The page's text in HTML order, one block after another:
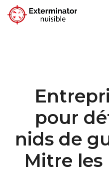
pour
nids de
Mitre